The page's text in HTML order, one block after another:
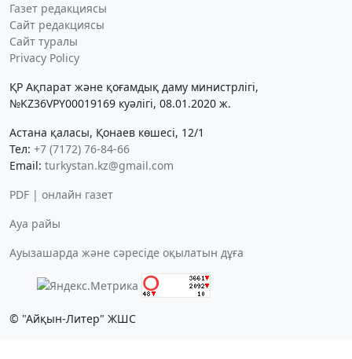
Газет редакциясы
Сайт редакциясы
Сайт туралы
Privacy Policy
ҚР Ақпарат және қоғамдық даму министрлігі,
№KZ36VPY00019169 куәлігі, 08.01.2020 ж.
Астана қаласы, Қонаев көшесі, 12/1
Тел: +7 (7172) 76-84-66
Email: turkystan.kz@gmail.com
PDF | онлайн газет
Ауа райы
Ауызашарда және сәресіде оқылатын дұға
© "Айқын-Литер" ЖШС